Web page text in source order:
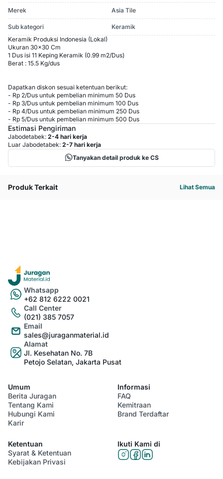
Merek Asia Tile
Sub kategori
Keramik
Keramik Produksi Indonesia (Lokal)
Ukuran 30x30 Cm
1 Dus isi 11 Keping Keramik (0.99 m2/Dus)
Berat : 15.5 Kg/dus
Dapatkan diskon sesuai ketentuan berikut:
- Rp 2/Dus untuk pembelian minimum 50 Dus
- Rp 3/Dus untuk pembelian minimum 100 Dus
- Rp 4/Dus untuk pembelian minimum 250 Dus
- Rp 5/Dus untuk pembelian minimum 500 Dus
Estimasi Pengiriman
Jabodetabek: 2-4 hari kerja
Luar Jabodetabek: 2-7 hari kerja
Tanyakan detail produk ke CS
Produk Terkait Lihat Semua
Whatsapp
+62 812 6222 0021
Call Center
(021) 385 7057
Email
sales@juraganmaterial.id
Alamat
Jl. Kesehatan No. 7B
Petojo Selatan, Jakarta Pusat
Umum
Berita Juragan
Tentang Kami
Hubungi Kami
Karir
Informasi
FAQ
Kemitraan
Brand Terdaftar
Ketentuan
Syarat & Ketentuan
Kebijakan Privasi
Ikuti Kami di